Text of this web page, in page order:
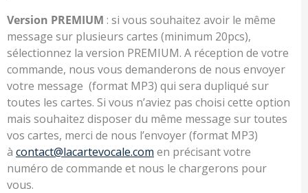
Version PREMIUM : si vous souhaitez avoir le même
message sur plusieurs cartes (minimum 20pcs),
sélectionnez la version PREMIUM. A réception de votre
commande, nous vous demanderons de nous envoyer
votre message (format MP3) qui sera dupliqué sur
toutes les cartes. Si vous n’aviez pas choisi cette option
mais souhaitez disposer du même message sur toutes
vos cartes, merci de nous l’envoyer (format MP3)
à contact@lacartevocale.com en précisant votre
numéro de commande et nous le chargerons pour
vous.